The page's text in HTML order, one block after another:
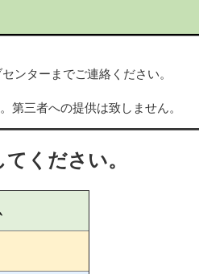
ンターまでご連絡ください。
三者への提供は致しません。
ください。